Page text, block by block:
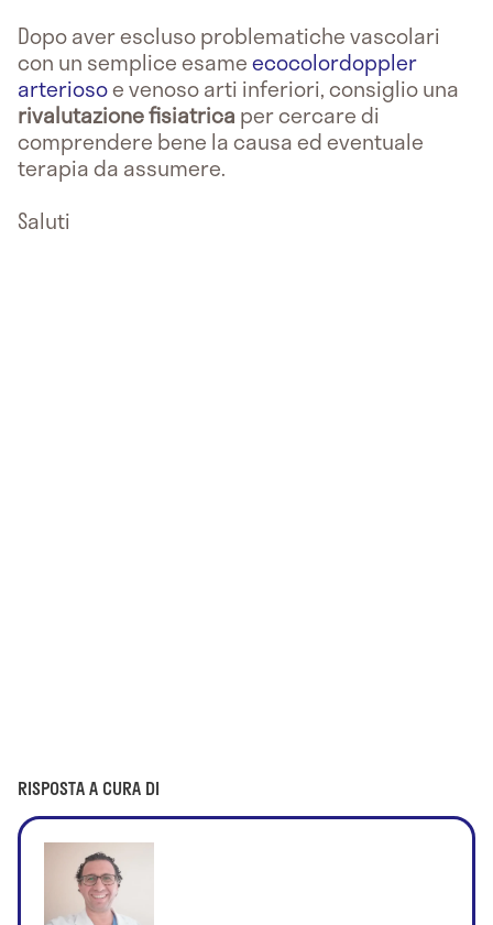
Dopo aver escluso problematiche vascolari
con un semplice esameecocolordoppler
arteriosoe venoso arti inferiori, consiglio una
rivalutazione fisiatrica per cercare di
comprendere bene la causa ed eventuale
terapia da assumere.
Saluti
RISPOSTA A CURA DI